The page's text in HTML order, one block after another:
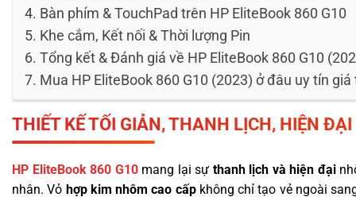
Bàn phím & TouchPad trên HP EliteBook 860 G10
Khe cắm, Kết nối & Thời lượng Pin
Tổng kết & Đánh giá về HP EliteBook 860 G10
Mua HP EliteBook 860 G10 (2023) ở đâu uy tín giá
THIẾT KẾ TỐI GIẢN, THANH LỊCH, HIỆN ĐẠI
HP EliteBook 860 G10mang lại sự thanh lịch và hiện đại
nhân. Vỏ hợp kim nhôm cao cấpkhông chỉ tạo vẻ ngoài